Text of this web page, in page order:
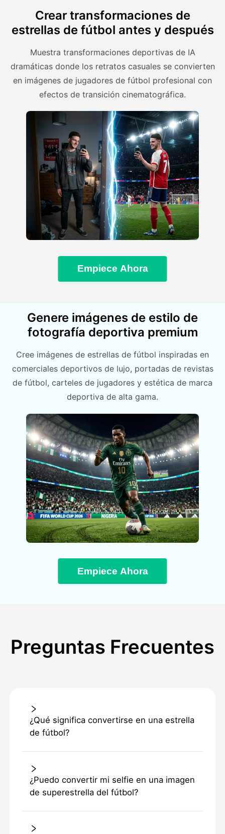
Crear transformaciones de
estrellas de fútbol antes y después
Muestra transformaciones deportivas de IA
dramáticas donde los retratos casuales se convierten
en imágenes de jugadores de fútbol profesional con
efectos de transición cinematográfica.
Empiece Ahora
Genere imágenes de estilo de
fotografía deportiva premium
Cree imágenes de estrellas de fútbol inspiradas en
comerciales deportivos de lujo, portadas de revistas
de fútbol, carteles de jugadores y estética de marca
deportiva de alta gama.
Empiece Ahora
Preguntas Frecuentes
¿Qué significa convertirse en una estrella
de fútbol?
¿Puedo convertir mi selfie en una imagen
de superestrella del fútbol?